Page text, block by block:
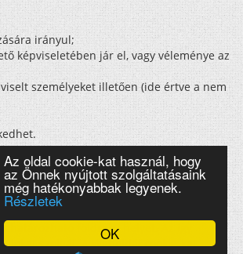
OK
Az oldal cookie-kat használ, hogy
az Önnek nyújtott szolgáltatásaink
még hatékonyabbak legyenek.
Részletek
irányul;
képviseletében jár el, vagy véleménye az
személyeket illetően (ide értve a nem
látogatását. Ebben az esetben az
illetve egyes esetekben – a
földrajzi helyet. Az így
szolgál. A Weboldal cookie-kat